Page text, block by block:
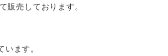
売しております。
ます。